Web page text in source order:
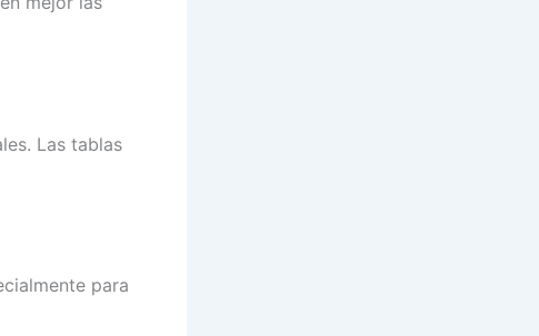
Las tablas
para